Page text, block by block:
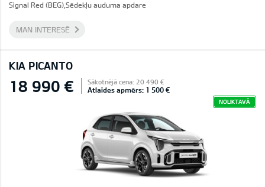
Signal Red (BEG),Sēdekļu auduma apdare
MAN INTERESĒ
KIA PICANTO
18 990 € Sākotnējā cena: 20 490 €
Atlaides apmērs: 1 500 €
NOLIKTAVĀ